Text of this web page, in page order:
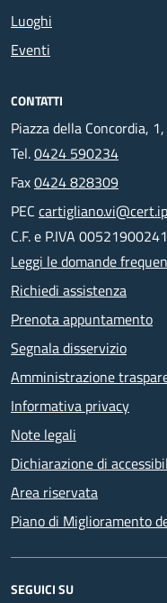
Luoghi
Eventi
CONTATTI
Piazza della Concordia,
Tel.0424 590234
Fax0424 828309
PEC
C.F. e P.IVA 00521900241
Leggi le domande
Richiedi assistenza
Prenota appuntamento
Segnala disservizio
Amministrazione
Informativa privacy
Note legali
Dichiarazione di
Area riservata
Piano di Miglioramento
SEGUICI SU